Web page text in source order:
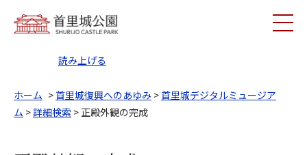
読み上げる
ホーム > 首里城復興へのあゆみ > 首里城デジタルミュージア
ム >詳細検索 > 正殿外観の完成